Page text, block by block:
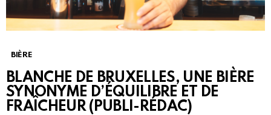
BIÈRE
BLANCHE DE BRUXELLES, UNE BIÈRE
SYNONYME D’ÉQUILIBRE ET DE
FRAÎCHEUR (PUBLI-RÉDAC)